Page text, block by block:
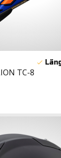
TC-8